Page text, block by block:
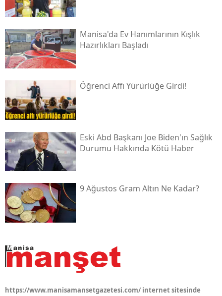
Manisa'da Ev Hanımlarının Kışlık
Hazırlıkları Başladı
Öğrenci Affı Yürürlüğe Girdi!
Eski Abd Başkanı Joe Biden'ın Sağlık
Durumu Hakkında Kötü Haber
9 Ağustos Gram Altın Ne Kadar?
https://www.manisamansetgazetesi.com/ internet sitesinde